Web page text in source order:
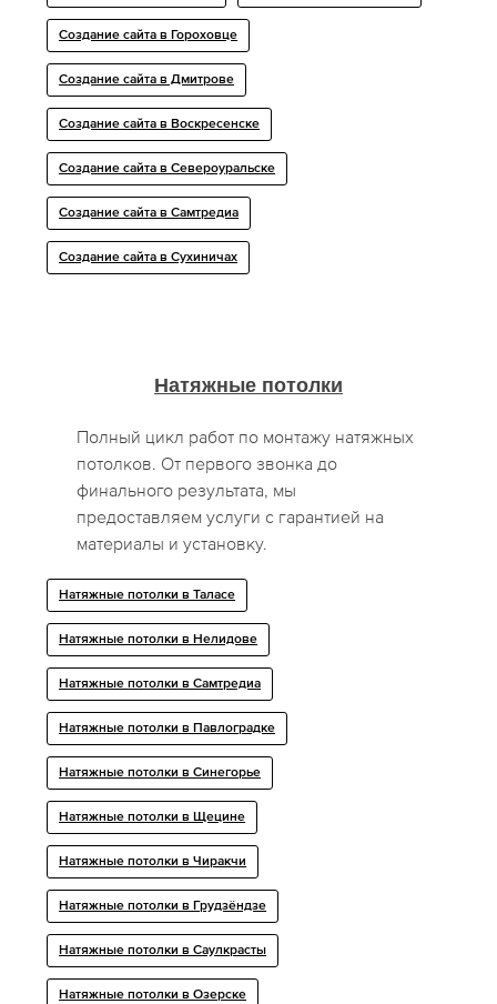
Создание сайта в Гороховце
Создание сайта в Дмитрове
Создание сайта в Воскресенске
Создание сайта в Североуральске
Создание сайта в Самтредиа
Создание сайта в Сухиничах
Натяжные потолки
Полный цикл работ по монтажу натяжных
потолков. От первого звонка до
финального результата, мы
предоставляем услуги с гарантией на
материалы и установку.
Натяжные потолки в Таласе
Натяжные потолки в Нелидове
Натяжные потолки в Самтредиа
Натяжные потолки в Павлоградке
Натяжные потолки в Синегорье
Натяжные потолки в Щецине
Натяжные потолки в Чиракчи
Натяжные потолки в Грудзёндзе
Натяжные потолки в Саулкрасты
Натяжные потолки в Озерске